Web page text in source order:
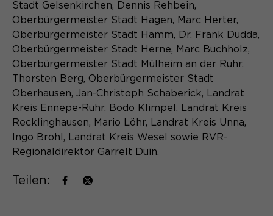
Stadt Gelsenkirchen, Dennis Rehbein,
Oberbürgermeister Stadt Hagen, Marc Herter,
Oberbürgermeister Stadt Hamm, Dr. Frank Dudda,
Oberbürgermeister Stadt Herne, Marc Buchholz,
Oberbürgermeister Stadt Mülheim an der Ruhr,
Thorsten Berg, Oberbürgermeister Stadt
Oberhausen, Jan-Christoph Schaberick, Landrat
Kreis Ennepe-Ruhr, Bodo Klimpel, Landrat Kreis
Recklinghausen, Mario Löhr, Landrat Kreis Unna,
Ingo Brohl, Landrat Kreis Wesel sowie RVR-
Regionaldirektor Garrelt Duin.
Teilen: